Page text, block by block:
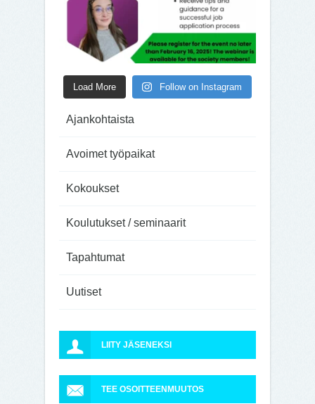
Load More Follow on Instagram
Ajankohtaista
Avoimet työpaikat
Kokoukset
Koulutukset / seminaarit
Tapahtumat
Uutiset
LIITY JÄSENEKSI
TEE OSOITTEENMUUTOS